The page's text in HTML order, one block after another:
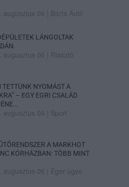
augusztus 06 Barta Autó
LÁNGOLTAK
augusztus 06 Riasztó
TETTÜNK NYOMÁST A
– EGY EGRI CSALÁD
augusztus 06 Sport
A MARKHOT
KÓRHÁZBAN: TÖBB MINT
augusztus 06 Eger ügye